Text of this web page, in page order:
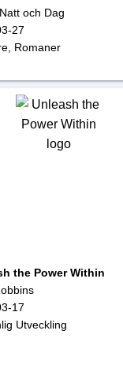
och Dag
27
Romaner
the Power Within
17
Utveckling